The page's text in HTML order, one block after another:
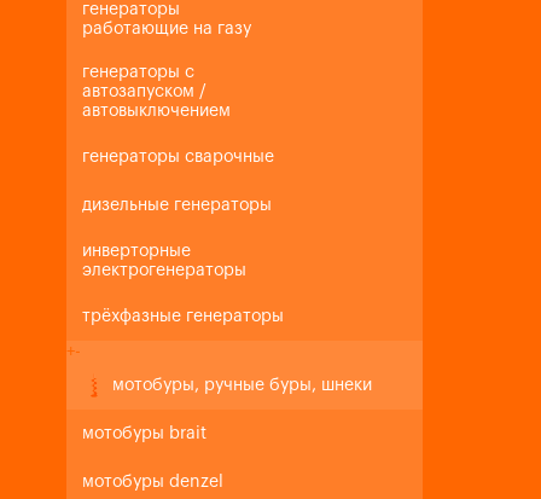
генераторы
работающие на газу
генераторы с
автозапуском /
автовыключением
генераторы сварочные
дизельные генераторы
инверторные
электрогенераторы
трёхфазные генераторы
+-
мотобуры, ручные буры, шнеки
мотобуры brait
мотобуры denzel